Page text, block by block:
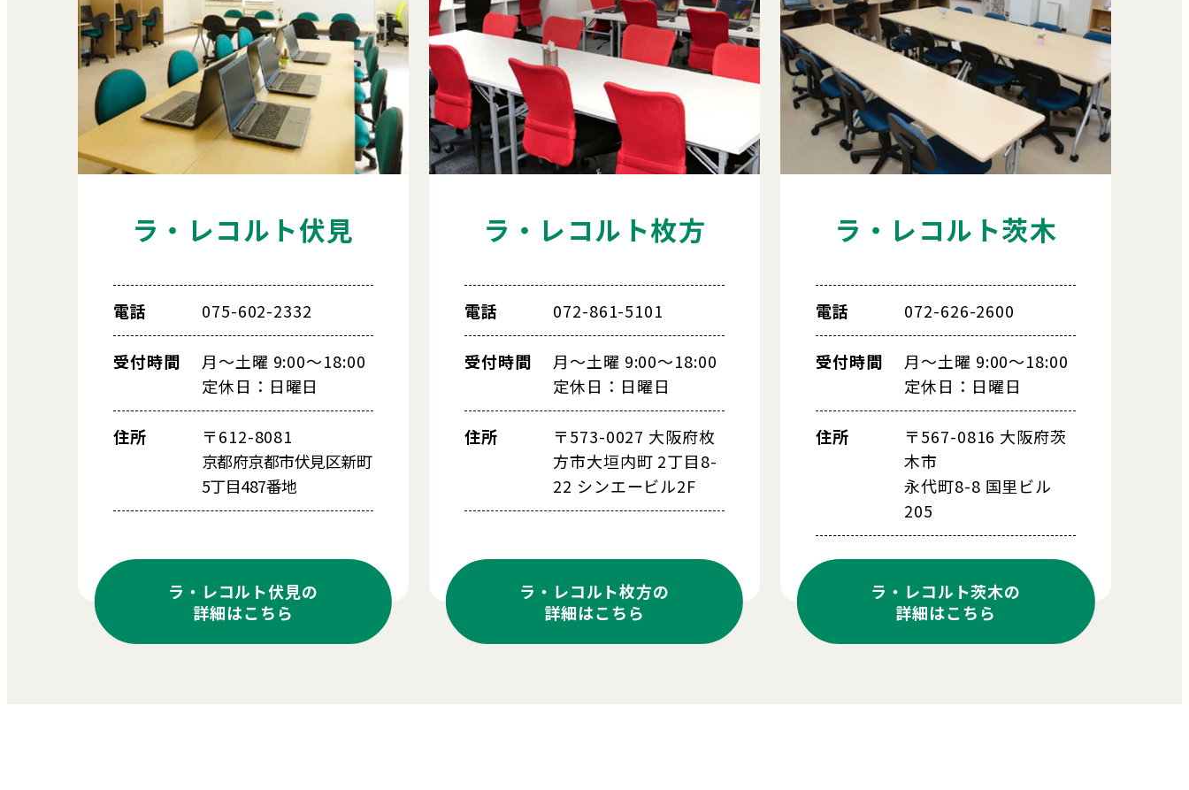
ラ・レコルト伏見
電話 075-602-2332
受付時間
月～土曜 9:00～18:00
定休日：日曜日
住所
〒612-8081
京都府京都市伏見区新町
5丁目487番地
ラ・レコルト伏見の
詳細はこちら
ラ・レコルト枚方
電話 072-861-5101
受付時間
月～土曜 9:00～18:00
定休日：日曜日
住所
〒573-0027 大阪府枚
方市大垣内町 2丁目8-
22 シンエービル2F
ラ・レコルト枚方の
詳細はこちら
ラ・レコルト茨木
電話 072-626-2600
受付時間
月～土曜 9:00～18:00
定休日：日曜日
住所
〒567-0816 大阪府茨
木市
永代町8-8 国里ビル
205
ラ・レコルト茨木の
詳細はこちら